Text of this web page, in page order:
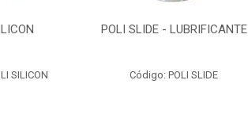
SILICON
POLI SLIDE - LUBRIFICANTE
Código: POLI SLIDE